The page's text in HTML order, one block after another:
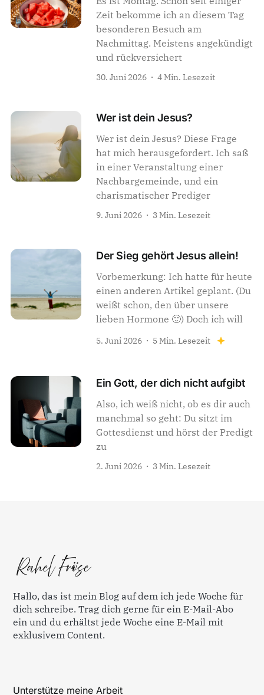
Zeit bekomme ich an diesem Tag
besonderen Besuch am
Nachmittag. Meistens angekündigt
und rückversichert
30. Juni 2026 4 Min. Lesezeit
Wer ist dein Jesus?
Wer ist dein Jesus? Diese Frage
hat mich herausgefordert. Ich saß
in einer Veranstaltung einer
Nachbargemeinde, und ein
charismatischer Prediger
9. Juni 2026 3 Min. Lesezeit
Der Sieg gehört Jesus allein!
Vorbemerkung: Ich hatte für heute
einen anderen Artikel geplant. (Du
weißt schon, den über unsere
lieben Hormone 🙂) Doch ich will
5. Juni 2026 5 Min. Lesezeit
Ein Gott, der dich nicht aufgibt
Also, ich weiß nicht, ob es dir auch
manchmal so geht: Du sitzt im
Gottesdienst und hörst der Predigt
zu
2. Juni 2026 3 Min. Lesezeit
Hallo, das ist mein Blog auf dem ich jede Woche für
dich schreibe. Trag dich gerne für ein E-Mail-Abo
ein und du erhältst jede Woche eine E-Mail mit
exklusivem Content.
Unterstütze meine Arbeit